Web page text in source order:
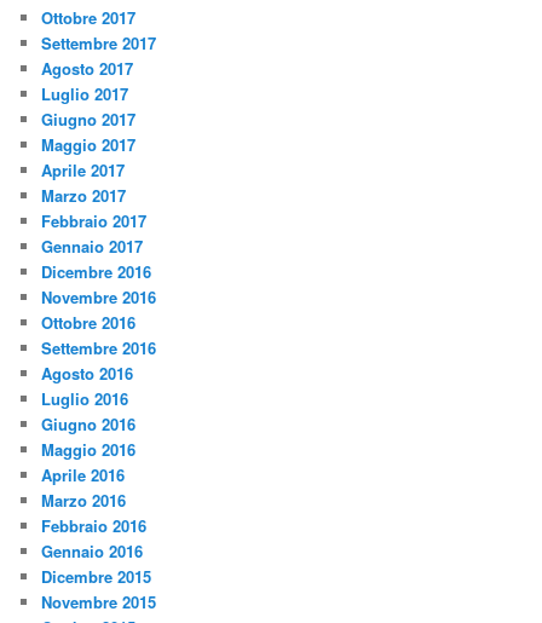
Ottobre 2017
Settembre 2017
Agosto 2017
Luglio 2017
Giugno 2017
Maggio 2017
Aprile 2017
Marzo 2017
Febbraio 2017
Gennaio 2017
Dicembre 2016
Novembre 2016
Ottobre 2016
Settembre 2016
Agosto 2016
Luglio 2016
Giugno 2016
Maggio 2016
Aprile 2016
Marzo 2016
Febbraio 2016
Gennaio 2016
Dicembre 2015
Novembre 2015